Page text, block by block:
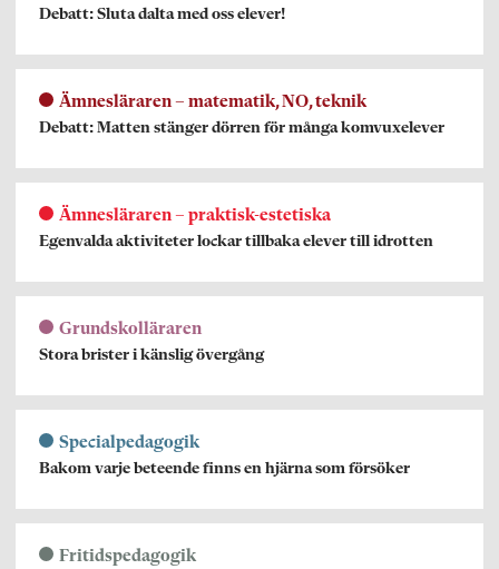
Debatt: Sluta dalta med oss elever!
Ämnesläraren – matematik, NO, teknik
Debatt: Matten stänger dörren för många komvuxelever
Ämnesläraren – praktisk-estetiska
Egenvalda aktiviteter lockar tillbaka elever till idrotten
Grundskolläraren
Stora brister i känslig övergång
Specialpedagogik
Bakom varje beteende finns en hjärna som försöker
Fritidspedagogik